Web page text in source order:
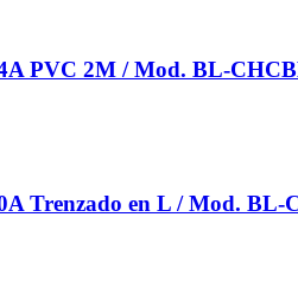
PVC 2M / Mod. BL-
Trenzado en L / Mod. BL-